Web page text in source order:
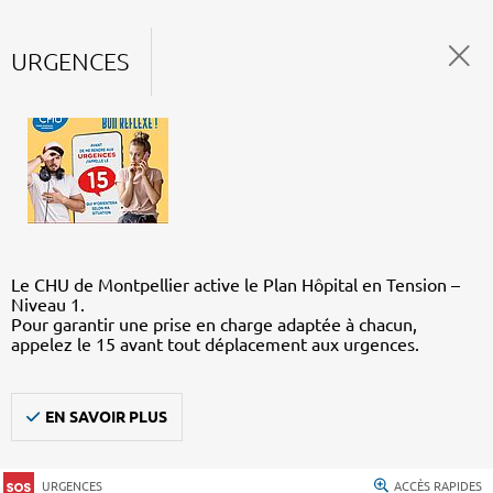
URGENCES
Le CHU de Montpellier active le Plan Hôpital en Tension –
Niveau 1.
Pour garantir une prise en charge adaptée à chacun,
appelez le 15 avant tout déplacement aux urgences.
EN SAVOIR PLUS
URGENCES ACCÈS RAPIDES